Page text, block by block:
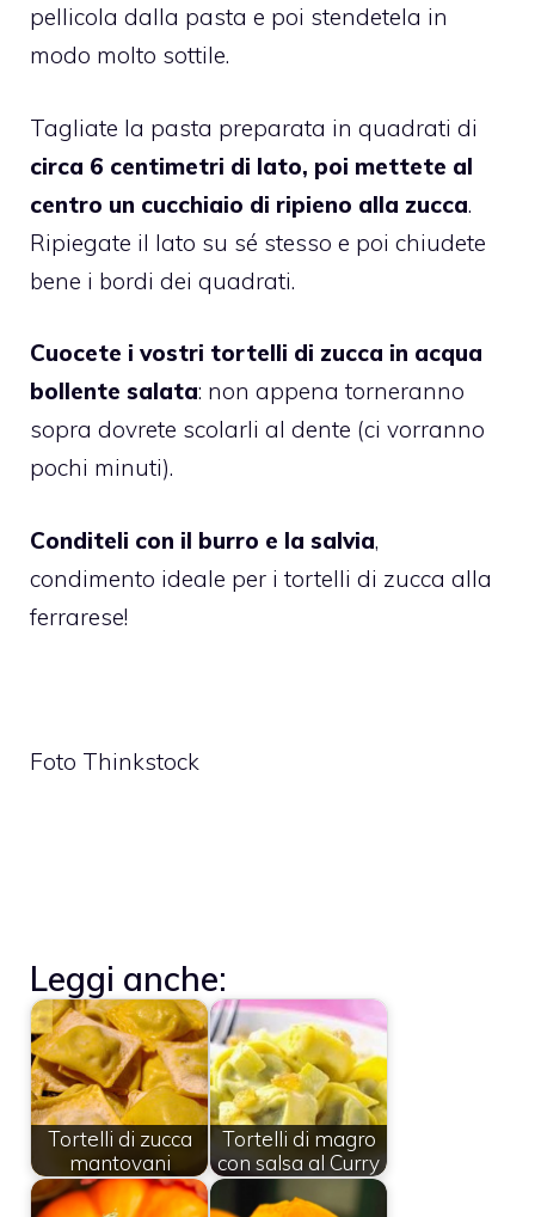
pellicola dalla pasta e poi stendetela in
modo molto sottile.
Tagliate la pasta preparata in quadrati di
circa 6 centimetri di lato, poi mettete al
centro un cucchiaio di ripieno alla zucca.
Ripiegate il lato su sé stesso e poi chiudete
bene i bordi dei quadrati.
Cuocete i vostri tortelli di zucca in acqua
bollente salata: non appena torneranno
sopra dovrete scolarli al dente (ci vorranno
pochi minuti).
Conditeli con il burro e la salvia,
condimento ideale per i tortelli di zucca alla
ferrarese!
Foto Thinkstock
Leggi anche:
Tortelli di zucca
mantovani
Tortelli di magro
con salsa al Curry